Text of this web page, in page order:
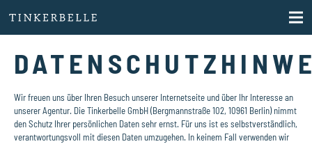
Wir freuen uns über Ihren Besuch unserer Internetseite und über Ihr Interesse an
unserer Agentur. Die Tinkerbelle GmbH (Bergmannstraße 102, 10961 Berlin) nimmt
den Schutz Ihrer persönlichen Daten sehr ernst. Für uns ist es selbstverständlich,
verantwortungsvoll mit diesen Daten umzugehen. In keinem Fall verwenden wir